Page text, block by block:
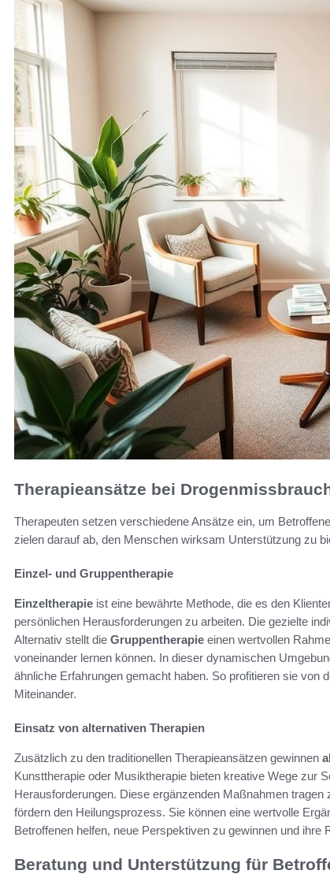
Therapieansätze bei
Therapeuten setzen verschiedene Ansätze ein, um
zielen darauf ab, den Menschen wirksam Unterstützung zu
Einzel- und Gruppentherapie
Einzeltherapie ist eine bewährte Methode, die es den
persönlichen Herausforderungen zu arbeiten. Die gezielte
Alternativ stellt die Gruppentherapie einen wertvollen
voneinander lernen können. In dieser dynamischen
ähnliche Erfahrungen gemacht haben. So profitieren sie von
Miteinander.
Einsatz von alternativen Therapien
Zusätzlich zu den traditionellen Therapieansätzen gewinnen
Kunsttherapie oder Musiktherapie bieten kreative Wege zur
Herausforderungen. Diese ergänzenden Maßnahmen
fördern den Heilungsprozess. Sie können eine wertvolle
Betroffenen helfen, neue Perspektiven zu gewinnen und ihre
Beratung und Unterstützung für